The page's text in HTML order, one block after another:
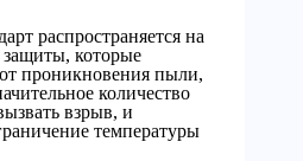
распространяется на
защиты, которые
проникновения пыли,
количество
взрыв, и
температуры